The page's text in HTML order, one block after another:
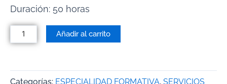
Duración: 50 horas
Añadir al carrito
Categorías: ESPECIALIDAD FORMATIVA, SERVICIOS